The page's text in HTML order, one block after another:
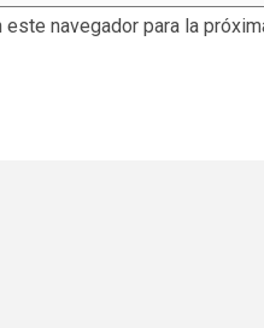
navegador para la